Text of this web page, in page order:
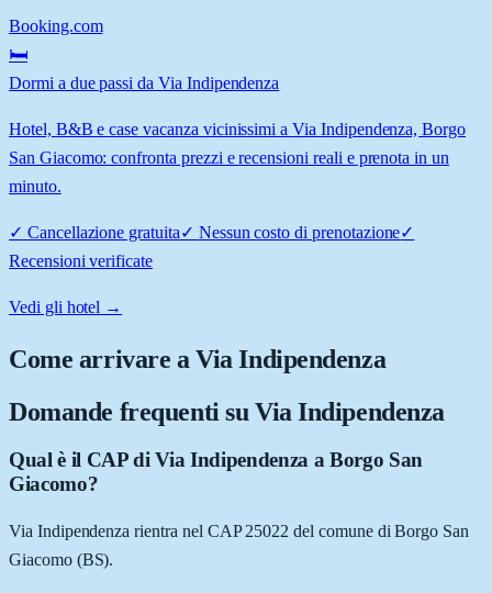
Booking.com
🛏️
Dormi a due passi da Via Indipendenza
Hotel, B&B e case vacanza vicinissimi a Via Indipendenza, Borgo
San Giacomo: confronta prezzi e recensioni reali e prenota in un
minuto.
✓ Cancellazione gratuita✓ Nessun costo di prenotazione✓
Recensioni verificate
Vedi gli hotel →
Come arrivare aVia Indipendenza
Domande frequenti su Via Indipendenza
Qual è il CAP di Via Indipendenza a Borgo San
Giacomo?
Via Indipendenza rientra nel CAP 25022 del comune di Borgo San
Giacomo (BS).